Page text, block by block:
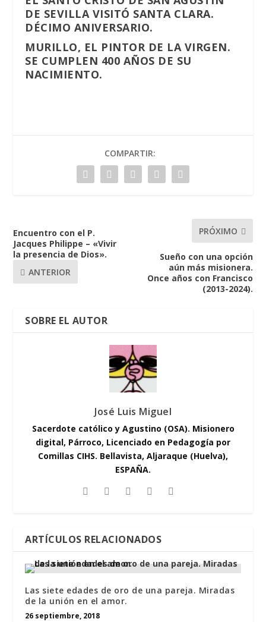
DE SEVILLA VISITÓ SANTA CLARA.
DÉCIMO ANIVERSARIO.
MURILLO, EL PINTOR DE LA VIRGEN.
SE CUMPLEN 400 AÑOS DE SU
NACIMIENTO.
COMPARTIR:
Encuentro con el P.
Jacques Philippe – «Vivir
la presencia de Dios».
ANTERIOR
PRÓXIMO
Sueño con una opción
aún más misionera.
Once años con Francisco
(2013-2024).
SOBRE EL AUTOR
José Luis Miguel
Sacerdote católico y Agustino (OSA). Misionero
digital, Párroco, Licenciado en Pedagogía por
Comillas CIHS. Bellavista, Aljaraque (Huelva),
ESPAÑA.
ARTÍCULOS RELACIONADOS
Las siete edades de oro de una pareja. Miradas
de la unión en el amor.
26 septiembre, 2018